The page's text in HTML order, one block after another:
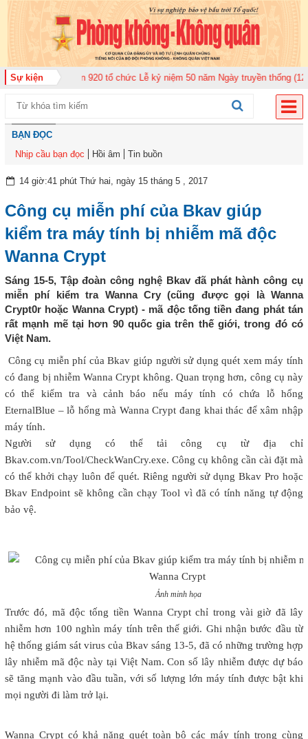
Sự kiện
Không quân 920 tổ chức Lễ kỷ niệm 50 năm Ngày truyền thống (12-11-
BẠN ĐỌC
Nhịp cầu bạn đọc
Hồi âm Tin buồn
14 giờ:41 phút Thứ hai, ngày 15 tháng 5 , 2017
Công cụ miễn phí của Bkav giúp
kiểm tra máy tính bị nhiễm mã độc
Wanna Crypt
Sáng 15-5, Tập đoàn công nghệ Bkav đã phát hành công cụ
miễn phí kiểm tra Wanna Cry (cũng được gọi là Wanna
Crypt0r hoặc Wanna Crypt) - mã độc tống tiền đang phát tán
rất mạnh mẽ tại hơn 90 quốc gia trên thế giới, trong đó có
Việt Nam.
Công cụ miễn phí của Bkav giúp người sử dụng quét xem máy tính
có đang bị nhiễm Wanna Crypt không. Quan trọng hơn, công cụ này
có thể kiểm tra và cảnh báo nếu máy tính có chứa lỗ hổng
EternalBlue – lỗ hổng mà Wanna Crypt đang khai thác để xâm nhập
máy tính.
Người sử dụng có thể tải công cụ từ địa chỉ
Bkav.com.vn/Tool/CheckWanCry.exe. Công cụ không cần cài đặt mà
có thể khởi chạy luôn để quét. Riêng người sử dụng Bkav Pro hoặc
Bkav Endpoint sẽ không cần chạy Tool vì đã có tính năng tự động
bảo vệ.
Ảnh minh họa
Trước đó, mã độc tống tiền Wanna Crypt chỉ trong vài giờ đã lây
nhiễm hơn 100 nghìn máy tính trên thế giới. Ghi nhận bước đầu từ
hệ thống giám sát virus của Bkav sáng 13-5, đã có những trường hợp
lây nhiễm mã độc này tại Việt Nam. Con số lây nhiễm được dự báo
sẽ tăng mạnh vào đầu tuần, với số lượng lớn máy tính được bật khi
mọi người đi làm trở lại.
Wanna Crypt có khả năng quét toàn bộ các máy tính trong cùng